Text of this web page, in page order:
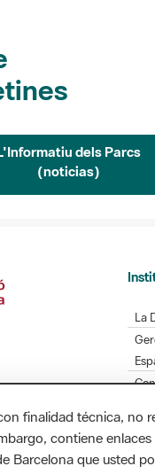
dels Parcs
(noticias)
La
finalidad técnica, no
contiene
Barcelona que usted